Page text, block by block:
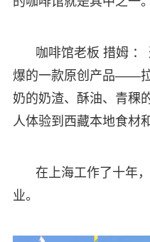
咖啡馆老板 措姆
爆的一款原创产品——
奶的奶渣、酥油、青稞
人体验到西藏本地食材
在上海工作了十年
业。